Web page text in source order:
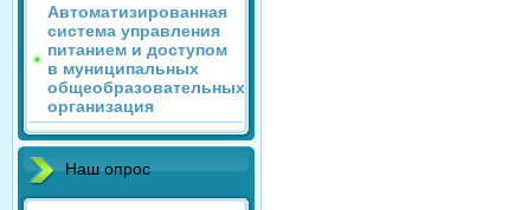
Автоматизированная
система управления
питанием и доступом
в муниципальных
общеобразовательных
организация
Наш опрос